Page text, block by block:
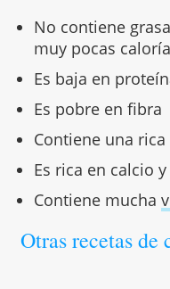
No contiene
muy pocas
Es baja en
Es pobre en fibra
Contiene una
Es rica en calcio
Contiene mucha
Otras recetas